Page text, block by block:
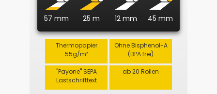
57 mm 25 m 12 mm 45 mm
Thermopapier
55g/m²
Ohne Bisphenol-A
(BPA frei)
"Payone" SEPA
Lastschrifttext
ab 20 Rollen